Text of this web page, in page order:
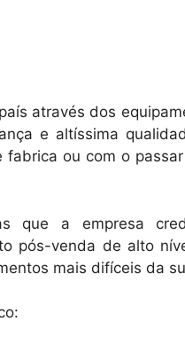
através dos
e altíssima
ou com o
que a empresa
pós-venda de alto
mais difíceis da